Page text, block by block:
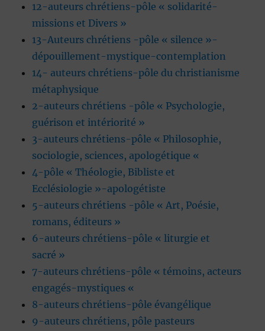
12-auteurs chrétiens-pôle « solidarité-
missions et Divers »
13-Auteurs chrétiens -pôle « silence »-
dépouillement-mystique-contemplation
14- auteurs chrétiens-pôle du christianisme
métaphysique
2-auteurs chrétiens -pôle « Psychologie,
guérison et intériorité »
3-auteurs chrétiens-pôle « Philosophie,
sociologie, sciences, apologétique «
4-pôle « Théologie, Bibliste et
Ecclésiologie »-apologétiste
5-auteurs chrétiens -pôle « Art, Poésie,
romans, éditeurs »
6-auteurs chrétiens-pôle « liturgie et
sacré »
7-auteurs chrétiens-pôle « témoins, acteurs
engagés-mystiques «
8-auteurs chrétiens-pôle évangélique
9-auteurs chrétiens, pôle pasteurs